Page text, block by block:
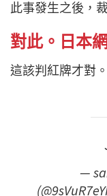
此事發生之後，
對此。日本
這該判紅牌才對。
—